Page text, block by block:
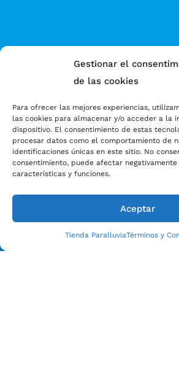
Gestionar el
de las cookies
Para ofrecer las mejores experiencias,
las cookies para almacenar y/o acceder a la
dispositivo. El consentimiento de estas
procesar datos como el comportamiento de
identificaciones únicas en este sitio. No
consentimiento, puede afectar
características y funciones.
Aceptar
Tienda ParalluviaTérminos y
Estamos Para
CONTACTO CON